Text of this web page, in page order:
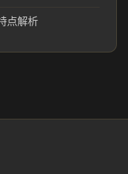
点解析